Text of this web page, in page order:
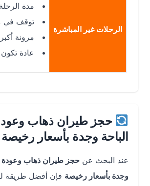
الرحلات غير المباشرة
مدة الرحلة:
توقف في مدن
مرونة أكبر في
عادة تكون
حجز طيران ذهاب وعودة
الباحة وجدة بأسعار رخيصة
عند البحث عنحجز طيران ذهاب وعودة بين
وجدة بأسعار رخيصة فإن أفضل طريقة